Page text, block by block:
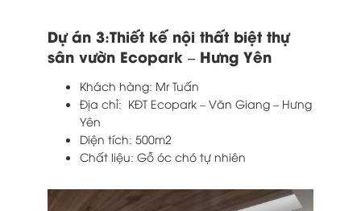
Dự án 3:Thiết kế nội thất biệt thự
sân vườn Ecopark – Hưng Yên
Khách hàng: Mr Tuấn
Địa chỉ: KĐT Ecopark – Văn Giang – Hưng
Yên
Diện tích: 500m2
Chất liệu: Gỗ óc chó tự nhiên